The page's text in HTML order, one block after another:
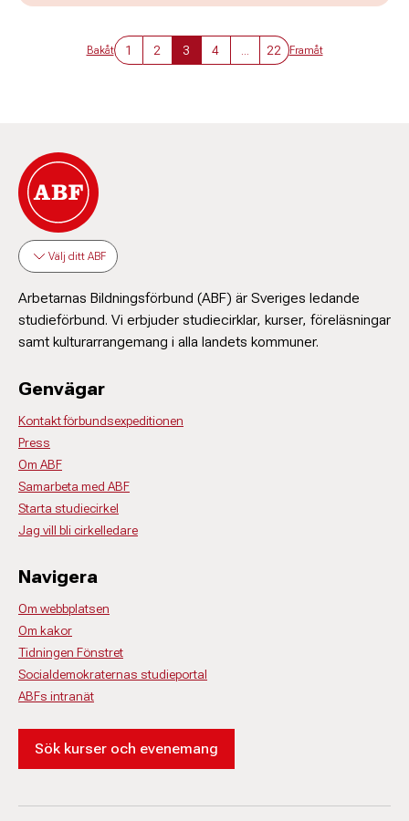
Bakåt 1 2 3 4 22 Framåt
Välj ditt ABF
Arbetarnas Bildningsförbund (ABF) är Sveriges ledande
studieförbund. Vi erbjuder studiecirklar, kurser, föreläsningar
samt kulturarrangemang i alla landets kommuner.
Genvägar
Kontakt förbundsexpeditionen
Press
Om ABF
Samarbeta med ABF
Starta studiecirkel
Jag vill bli cirkelledare
Navigera
Om webbplatsen
Om kakor
Tidningen Fönstret
Socialdemokraternas studieportal
ABFs intranät
Sök kurser och evenemang